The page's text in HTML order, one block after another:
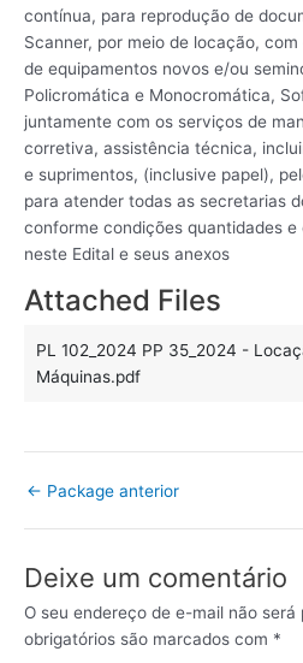
contínua, para reprodução de
Scanner, por meio de locação,
de equipamentos novos e/ou
Policromática e Monocromática,
juntamente com os serviços de
corretiva, assistência técnica,
e suprimentos, (inclusive papel),
para atender todas as secretarias
conforme condições quantidades
neste Edital e seus anexos
Attached Files
PL 102_2024 PP 35_2024 -
Máquinas.pdf
← Package anterior
Deixe um comentário
O seu endereço de e-mail não será
obrigatórios são marcados com *